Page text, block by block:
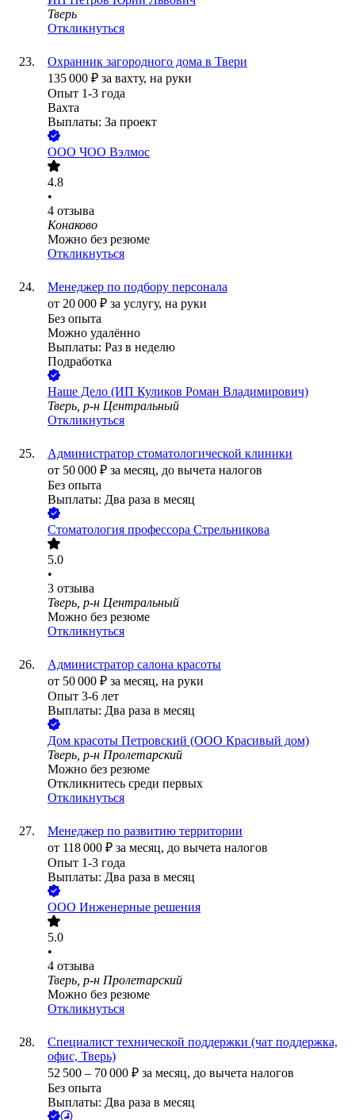
Тверь
Откликнуться
Охранник загородного дома в Твери
135 000 ₽ за вахту, на руки
Опыт 1-3 года
Вахта
Выплаты: За проект
ООО ЧОО Вэлмос
4.8
•
4 отзыва
Конаково
Можно без резюме
Откликнуться
Менеджер по подбору персонала
от 20 000 ₽ за услугу, на руки
Без опыта
Можно удалённо
Выплаты: Раз в неделю
Подработка
Наше Дело (ИП Куликов Роман Владимирович)
Тверь, р-н Центральный
Откликнуться
Администратор стоматологической клиники
от 50 000 ₽ за месяц, до вычета налогов
Без опыта
Выплаты: Два раза в месяц
Стоматология профессора Стрельникова
5.0
•
3 отзыва
Тверь, р-н Центральный
Можно без резюме
Откликнуться
Администратор салона красоты
от 50 000 ₽ за месяц, на руки
Опыт 3-6 лет
Выплаты: Два раза в месяц
Дом красоты Петровский (ООО Красивый дом)
Тверь, р-н Пролетарский
Можно без резюме
Откликнитесь среди первых
Откликнуться
Менеджер по развитию территории
от 118 000 ₽ за месяц, до вычета налогов
Опыт 1-3 года
Выплаты: Два раза в месяц
ООО Инженерные решения
5.0
•
4 отзыва
Тверь, р-н Пролетарский
Можно без резюме
Откликнуться
Специалист технической поддержки (чат поддержка,
офис, Тверь)
52 500 – 70 000 ₽ за месяц, до вычета налогов
Без опыта
Выплаты: Два раза в месяц